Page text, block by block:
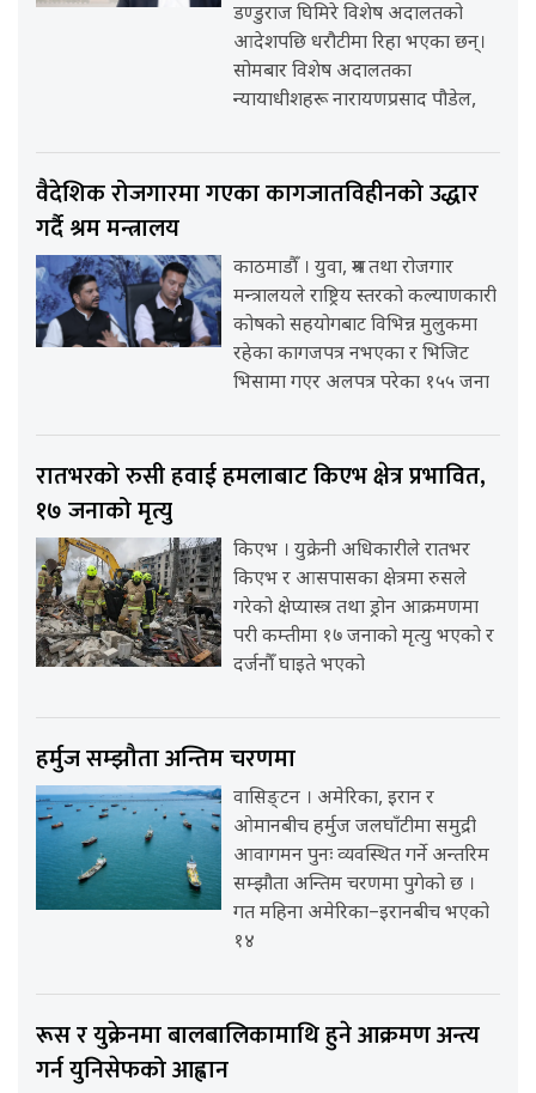
डण्डुराज घिमिरे विशेष अदालतको
आदेशपछि धरौटीमा रिहा भएका छन्।
सोमबार विशेष अदालतका
न्यायाधीशहरू नारायणप्रसाद पौडेल,
वैदेशिक रोजगारमा गएका कागजातविहीनको उद्धार
गर्दै श्रम मन्त्रालय
काठमाडौँ । युवा, श्रम तथा रोजगार
मन्त्रालयले राष्ट्रिय स्तरको कल्याणकारी
कोषको सहयोगबाट विभिन्न मुलुकमा
रहेका कागजपत्र नभएका र भिजिट
भिसामा गएर अलपत्र परेका १५५ जना
रातभरको रुसी हवाई हमलाबाट किएभ क्षेत्र प्रभावित,
१७ जनाको मृत्यु
किएभ । युक्रेनी अधिकारीले रातभर
किएभ र आसपासका क्षेत्रमा रुसले
गरेको क्षेप्यास्त्र तथा ड्रोन आक्रमणमा
परी कम्तीमा १७ जनाको मृत्यु भएको र
दर्जनौँ घाइते भएको
हर्मुज सम्झौता अन्तिम चरणमा
वासिङ्टन । अमेरिका, इरान र
ओमानबीच हर्मुज जलघाँटीमा समुद्री
आवागमन पुनः व्यवस्थित गर्ने अन्तरिम
सम्झौता अन्तिम चरणमा पुगेको छ ।
गत महिना अमेरिका–इरानबीच भएको
१४
रूस र युक्रेनमा बालबालिकामाथि हुने आक्रमण अन्त्य
गर्न युनिसेफको आह्वान